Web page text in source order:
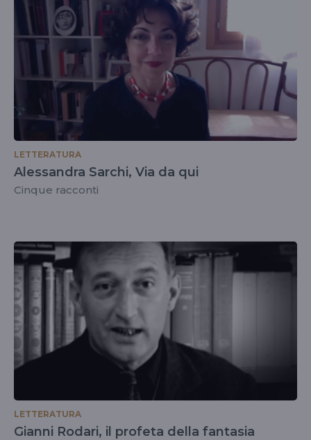
LETTERATURA
Alessandra Sarchi, Via da qui
Cinque racconti
LETTERATURA
Gianni Rodari, il profeta della fantasia